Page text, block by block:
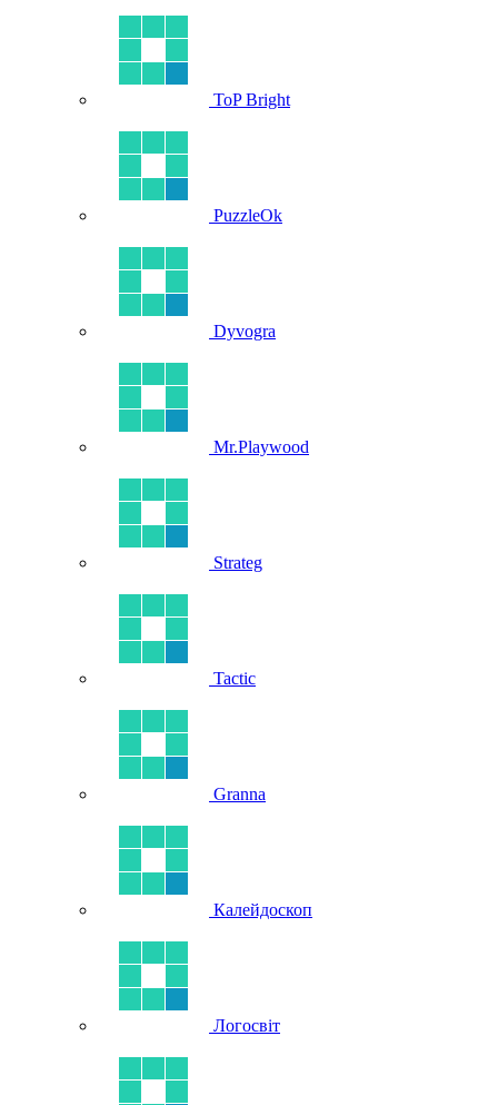
ToP Bright
PuzzleOk
Dyvogra
Mr.Playwood
Strateg
Tactic
Granna
Калейдоскоп
Логосвіт